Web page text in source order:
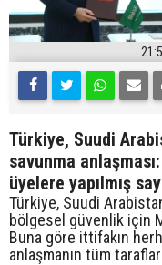
Türkiye, Suudi
savunma
üyelere yapılmış
Türkiye, Suudi
bölgesel güvenlik için
Buna göre ittifakın
anlaşmanın tüm